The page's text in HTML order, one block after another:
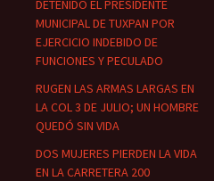
DETENIDO EL PRESIDENTE
MUNICIPAL DE TUXPAN POR
EJERCICIO INDEBIDO DE
FUNCIONES Y PECULADO
RUGEN LAS ARMAS LARGAS EN
LA COL 3 DE JULIO; UN HOMBRE
QUEDÓ SIN VIDA
DOS MUJERES PIERDEN LA VIDA
EN LA CARRETERA 200